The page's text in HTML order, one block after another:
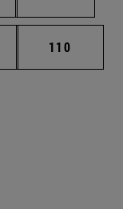
intermedias
Página
110